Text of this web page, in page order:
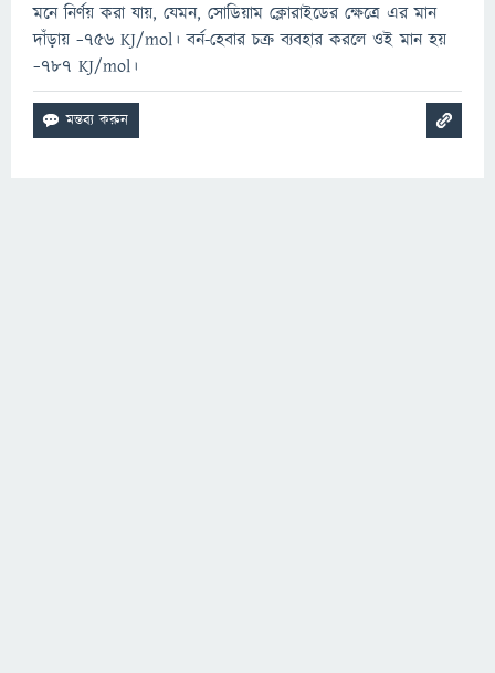
মনে নির্ণয় করা যায়, যেমন, সোডিয়াম ক্লোরাইডের ক্ষেত্রে এর মান
দাঁড়ায় −৭৫৬ KJ/mol। বর্ন-হেবার চক্র ব্যবহার করলে ওই মান হয়
−৭৮৭ KJ/mol।